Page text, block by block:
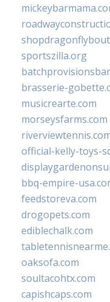
sportszilla.org
brasserie-
musicrearte.com
morseysfarms.com
official-kelly-toys-
bbq-empire-
feedstoreva.com
drogopets.com
ediblechalk.com
oaksofa.com
soultacohtx.com
capishcaps.com